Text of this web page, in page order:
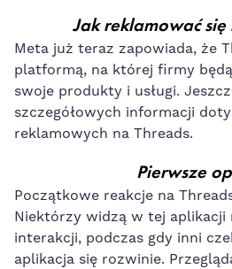
Jak reklamować się
Meta już teraz zapowiada, że
platformą, na której firmy
swoje produkty i usługi.
szczegółowych informacji
reklamowych na Threads.
Pierwsze
Początkowe reakcje na
Niektórzy widzą w tej aplikacji
interakcji, podczas gdy inni
aplikacja się rozwinie.